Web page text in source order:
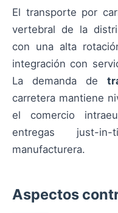
El transporte por
vertebral de la
con una alta
integración con
La demanda de
carretera mantiene
el comercio
entregas just-
manufacturera.
Aspectos